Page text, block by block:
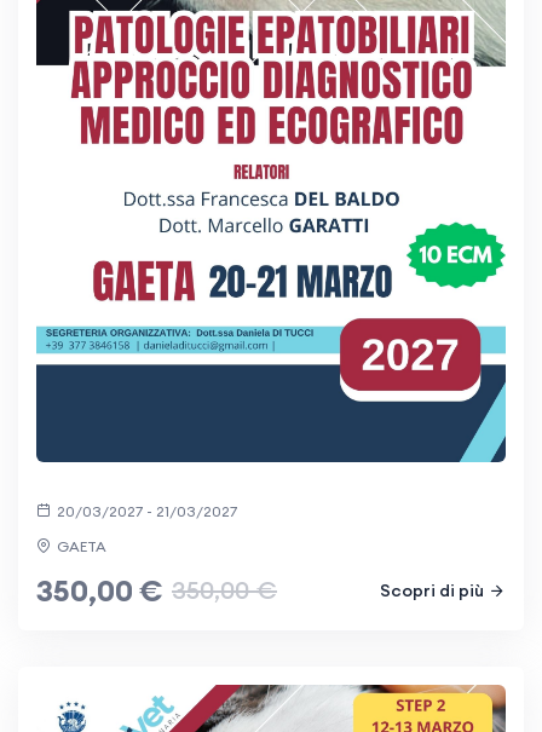
20/03/2027 - 21/03/2027
GAETA
350,00 € 350,00 € Scopri di più